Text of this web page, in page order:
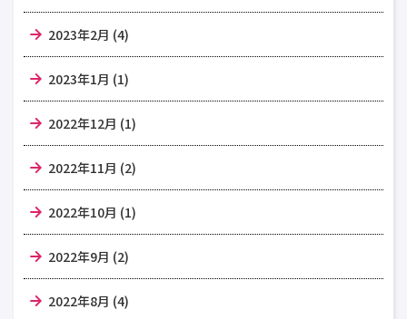
2023年2月 (4)
2023年1月 (1)
2022年12月 (1)
2022年11月 (2)
2022年10月 (1)
2022年9月 (2)
2022年8月 (4)